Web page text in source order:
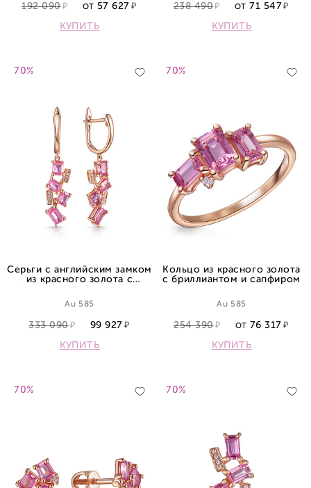
192 090 ОТ 57 627
КУПИТЬ
238 490 ОТ 71 547
КУПИТЬ
70%
Серьги с английским замком
из красного золота с
Au 585
333 090
99 927
КУПИТЬ
70%
Кольцо из красного золота
с бриллиантом и сапфиром
Au 585
254 390 ОТ 76 317
КУПИТЬ
70% 70%